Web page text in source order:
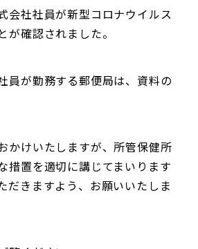
会社社員が新型コロナウイルス
が確認されました。
員が勤務する郵便局は、資料の
かけいたしますが、所管保健所
措置を適切に講じてまいります
だきますよう、お願いいたしま